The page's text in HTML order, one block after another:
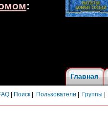
Главная
Поиск Пользователи Группы
: